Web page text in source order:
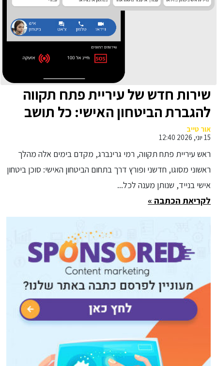
שירות חדש של עיריית פתח תקווה
להגברת הביטחון האישי: כל תושב
יקבל את שירות האבטחה
האישית-מונעת של חברת Bond ללא
עלות, המונחה בינה מלאכותית וכולל
שניות. משמעות השירות המהפכני:
התושב או התושבת אף פעם לא לבד!
אור טייב
15 יוני, 2026 12:40
ראש עיריית פתח תקווה, רמי גרינברג, מקדם בימים אלה מהלך
ראשוני מסוגו, חדשני ופורץ דרך בתחום הביטחון האישי: סוכן ביטחון
אישי בנייד, שנותן מענה לכל...
לקריאת הכתבה »